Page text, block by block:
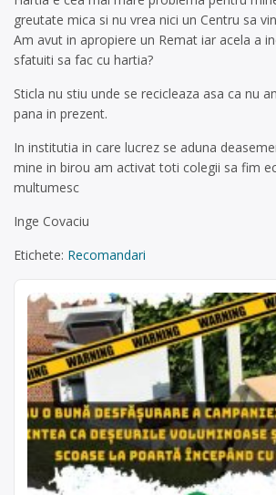
greutate mica si nu vrea nici un Centru sa
Am avut in apropiere un Remat iar acela a
sfatuiti sa fac cu hartia?
Sticla nu stiu unde se recicleaza asa ca nu
pana in prezent.
In institutia in care lucrez se aduna
mine in birou am activat toti colegii sa fim
multumesc
Inge Covaciu
Etichete: Recomandari